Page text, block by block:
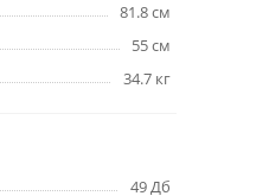
81.8 см
55 см
34.7 кг
49 Дб